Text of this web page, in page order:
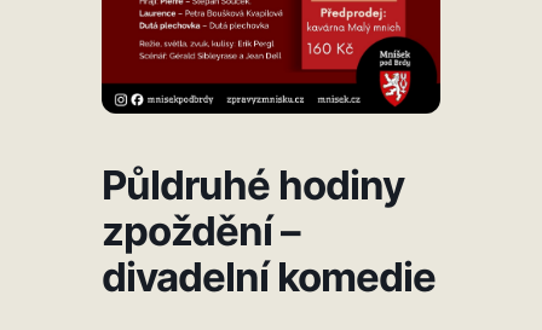
Půldruhé hodiny
zpoždění –
divadelní komedie